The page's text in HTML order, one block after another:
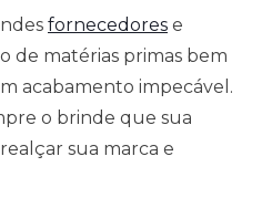
fornecedores e
de matérias primas bem
acabamento impecável.
o brinde que sua
sua marca e